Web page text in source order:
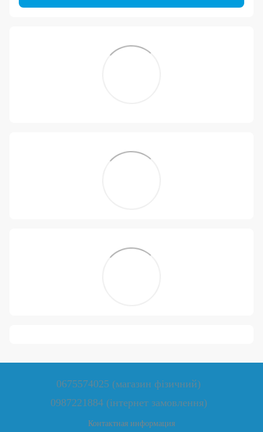
0675574025 (магазин фізичний)
0987221884 (інтернет замовлення)
Контактная информация